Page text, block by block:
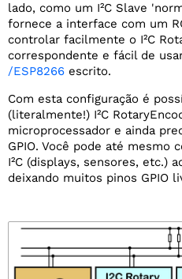
lado, como um I²C Slave
fornece a interface com um
controlar facilmente o I²C
correspondente e fácil de
/ESP8266 escrito.
Com esta configuração é
(literalmente!) I²C
microprocessador e ainda
GPIO. Você pode até mesmo
I²C (displays, sensores, etc.)
deixando muitos pinos GPIO